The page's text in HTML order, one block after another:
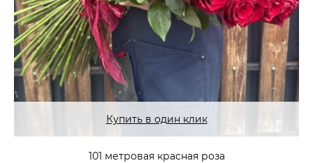
Купить в один клик
101 метровая красная роза